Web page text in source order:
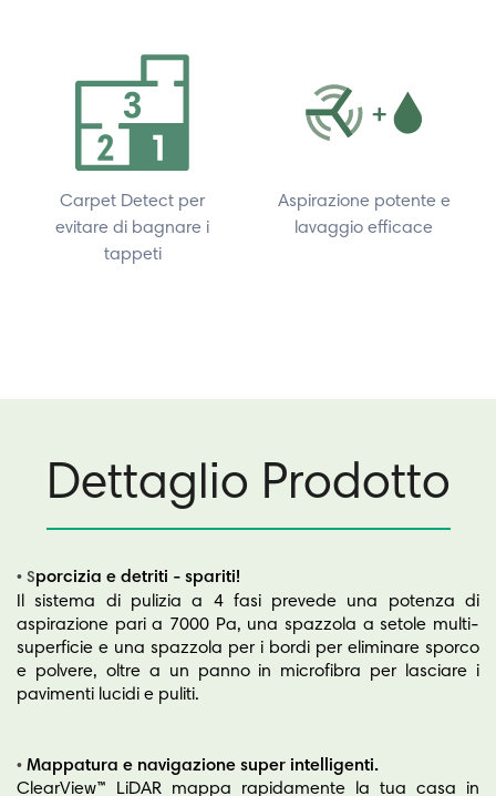
Carpet Detect per
evitare di bagnare i
tappeti
Aspirazione potente e
lavaggio efficace
Dettaglio Prodotto
• Sporcizia e detriti - spariti!
Il sistema di pulizia a 4 fasi prevede una potenza di
aspirazione pari a 7000 Pa, una spazzola a setole multi-
superficie e una spazzola per i bordi per eliminare sporco
e polvere, oltre a un panno in microfibra per lasciare i
pavimenti lucidi e puliti.
• Mappatura e navigazione super intelligenti.
ClearView™ LiDAR mappa rapidamente la tua casa in